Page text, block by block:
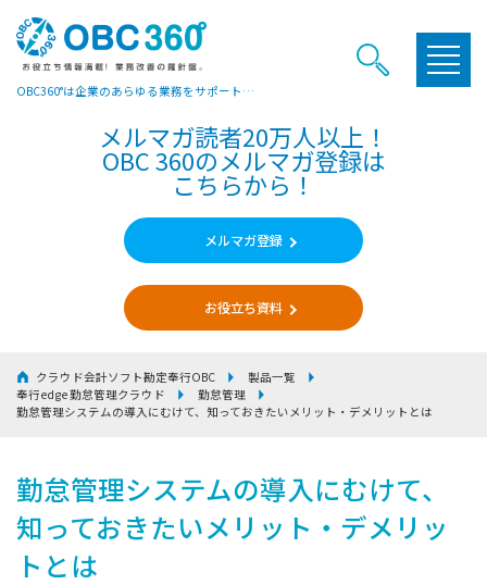
OBC360°は企業のあらゆる業務をサポートするヒントやお役立ち情報をご提供しています
メルマガ読者20万人以上！
OBC 360のメルマガ登録は
こちらから！
メルマガ登録
お役立ち資料
クラウド会計ソフト勘定奉行OBC
製品一覧
奉行edge 勤怠管理クラウド
勤怠管理
勤怠管理システムの導入にむけて、知っておきたいメリット・デメリットとは
勤怠管理システムの導入にむけて、
知っておきたいメリット・デメリッ
トとは